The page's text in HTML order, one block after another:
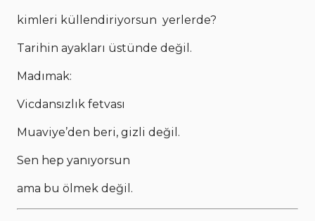
kimleri küllendiriyorsun yerlerde?
Tarihin ayakları üstünde değil.
Madımak:
Vicdansızlık fetvası
Muaviye’den beri, gizli değil.
Sen hep yanıyorsun
ama bu ölmek değil.